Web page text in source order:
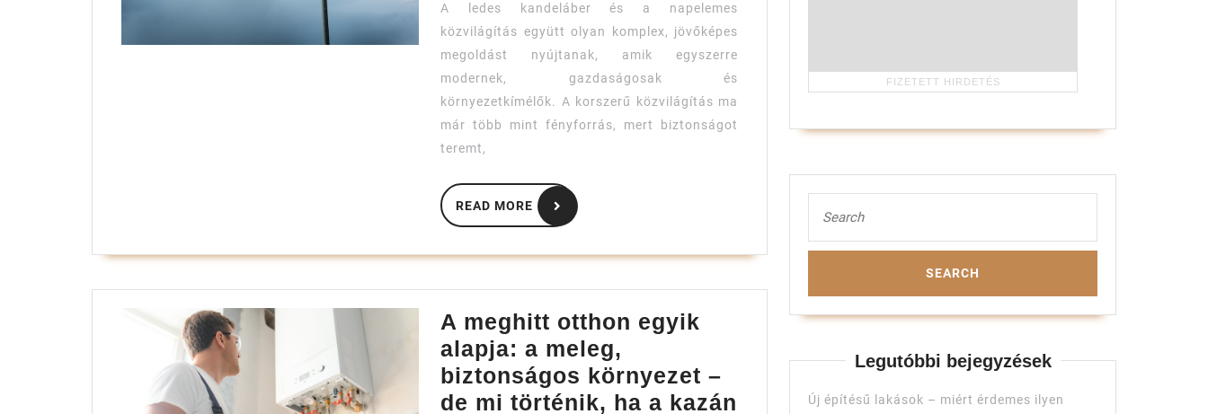
a
modern
közvilágításban
A ledes kandeláber és a napelemes
közvilágítás együtt olyan komplex, jövőképes
megoldást nyújtanak, amik egyszerre
modernek, gazdaságosak és
környezetkímélők. A korszerű közvilágítás ma
már több mint fényforrás, mert biztonságot
teremt,
READ MORE
READ
MORE
A meghitt otthon egyik
alapja: a meleg,
biztonságos környezet –
de mi történik, ha a kazán
for:
Legutóbbi bejegyzések
Új építésű lakások – miért érdemes ilyen